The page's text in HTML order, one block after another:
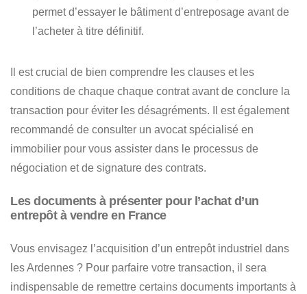
permet d’essayer le bâtiment d’entreposage avant de
l’acheter à titre définitif.
Il est crucial de bien comprendre les clauses et les
conditions de chaque chaque contratavant de conclure la
transaction pour éviter les désagréments. Il est également
recommandé de consulter un avocat spécialisé en
immobilier pour vous assister dans le processus de
négociation et de signature des contrats.
Les documents à présenter pour l’achat d’un
entrepôt à vendre en France
Vous envisagez l’acquisition d’un entrepôt industriel dans
les Ardennes ? Pour parfaire votre transaction, il sera
indispensable de remettre certains documents importants à